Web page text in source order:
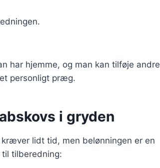
har hjemme, og man kan tilføje andre
personligt præg.
i gryden
lidt tid, men belønningen er en
tilberedning: